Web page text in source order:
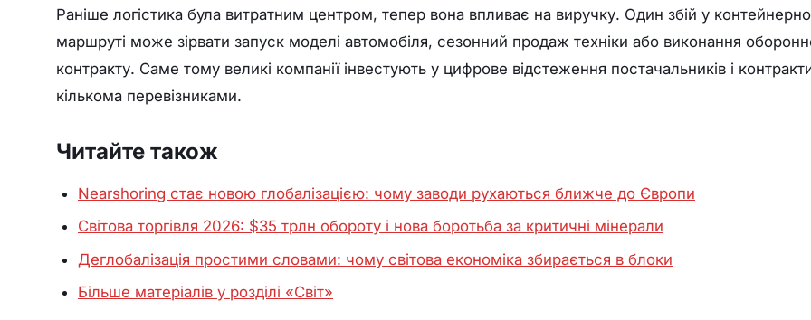
Раніше логістика була витратним центром, тепер вона впливає на виручку. Один збій у
маршруті може зірвати запуск моделі автомобіля, сезонний продаж техніки або виконання
контракту. Саме тому великі компанії інвестують у цифрове відстеження постачальників і
кількома перевізниками.
Читайте також
Nearshoring стає новою глобалізацією: чому заводи рухаються ближче до Європи
Світова торгівля 2026: $35 трлн обороту і нова боротьба за критичні мінерали
Деглобалізація простими словами: чому світова економіка збирається в блоки
Більше матеріалів у розділі «Світ»